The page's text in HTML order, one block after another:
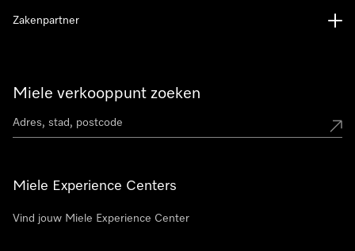
Miele verkooppunt zoeken
Miele Experience Centers
Vind jouw Miele Experience Center
Zakenpartner